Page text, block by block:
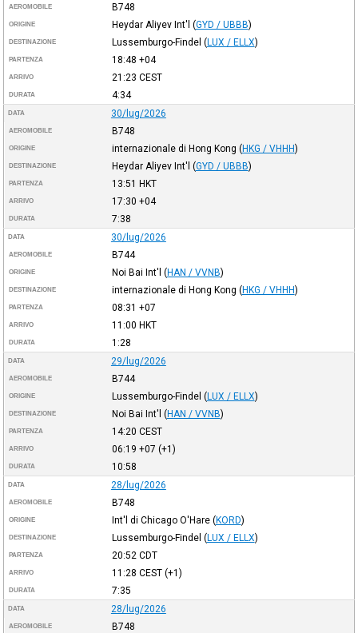
AEROMOBILE B748
ORIGINE Heydar Aliyev Int'l (GYD / UBBB)
DESTINAZIONE Lussemburgo-Findel (LUX / ELLX)
PARTENZA 18:48 +04
ARRIVO 21:23 CEST
DURATA 4:34
DATA 30/lug/2026
AEROMOBILE B748
ORIGINE internazionale di Hong Kong (HKG / VHHH)
DESTINAZIONE Heydar Aliyev Int'l (GYD / UBBB)
PARTENZA 13:51 HKT
ARRIVO 17:30 +04
DURATA 7:38
DATA 30/lug/2026
AEROMOBILE B744
ORIGINE Noi Bai Int'l (HAN / VVNB)
DESTINAZIONE internazionale di Hong Kong (HKG / VHHH)
PARTENZA 08:31 +07
ARRIVO 11:00 HKT
DURATA 1:28
DATA 29/lug/2026
AEROMOBILE B744
ORIGINE Lussemburgo-Findel (LUX / ELLX)
DESTINAZIONE Noi Bai Int'l (HAN / VVNB)
PARTENZA 14:20 CEST
ARRIVO 06:19 +07 (+1)
DURATA 10:58
DATA 28/lug/2026
AEROMOBILE B748
ORIGINE Int'l di Chicago O'Hare (KORD)
DESTINAZIONE Lussemburgo-Findel (LUX / ELLX)
PARTENZA 20:52 CDT
ARRIVO 11:28 CEST(+1)
DURATA 7:35
DATA 28/lug/2026
AEROMOBILE B748